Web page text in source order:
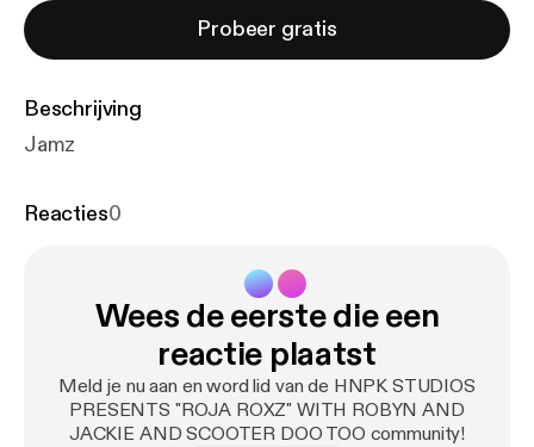
Probeer gratis
Beschrijving
Jamz
Reacties0
Wees de eerste die een
reactie plaatst
Meld je nu aan en word lid van de HNPK STUDIOS
PRESENTS "ROJA ROXZ" WITH ROBYN AND
JACKIE AND SCOOTER DOO TOO community!